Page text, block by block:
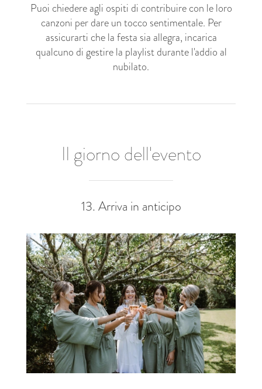
Puoi chiedere agli ospiti di contribuire con le loro
canzoni per dare un tocco sentimentale. Per
assicurarti che la festa sia allegra, incarica
qualcuno di gestire la playlist durante l'addio al
nubilato.
Il giorno dell'evento
13. Arriva in anticipo